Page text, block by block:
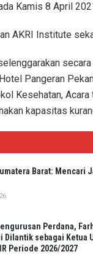
Kamis 8 April
AKRI Institute
secara
Pangeran
Kesehatan,
kapasitas
Barat: Mencari
Perdana,
Dilantik sebagai Ketua
Periode 2026/2027